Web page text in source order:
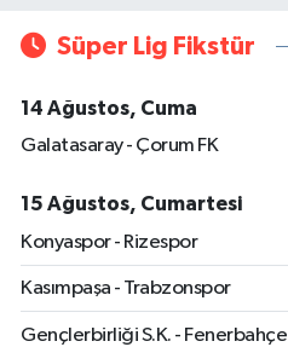
Süper Lig Fikstür
14 Ağustos, Cuma
Galatasaray - Çorum FK
15 Ağustos, Cumartesi
Konyaspor - Rizespor
Kasımpaşa - Trabzonspor
Gençlerbirliği S.K. - Fenerbahçe